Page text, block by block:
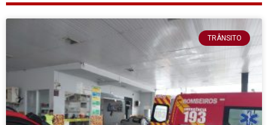
TRÂNSITO